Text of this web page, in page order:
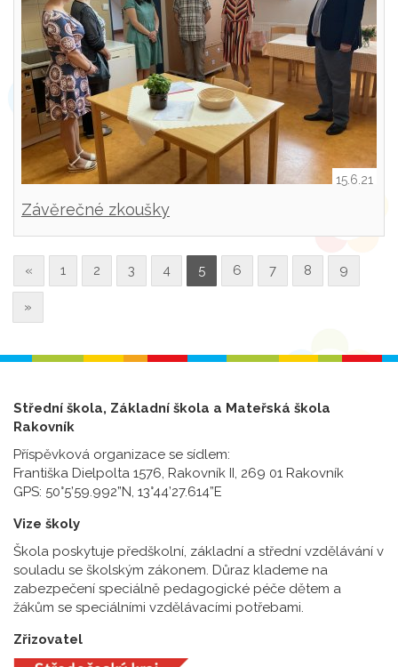
15.6.21
Závěrečné zkoušky
« 1 2 3 4 5 6 7 8 9
»
Střední škola, Základní škola a Mateřská škola
Rakovník
Příspěvková organizace se sídlem:
Františka Dielpolta 1576, Rakovník II, 269 01 Rakovník
GPS: 50°5’59.992”N, 13°44’27.614”E
Vize školy
Škola poskytuje předškolní, základní a střední vzdělávání v
souladu se školským zákonem. Důraz klademe na
zabezpečení speciálně pedagogické péče dětem a
žákům se speciálními vzdělávacími potřebami.
Zřizovatel